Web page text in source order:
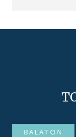
BALATON